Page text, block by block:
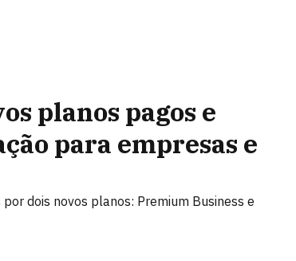
planos pagos e
para empresas e
dois novos planos: Premium Business e